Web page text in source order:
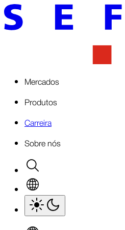
Mercados
Produtos
Carreira
Sobre nós